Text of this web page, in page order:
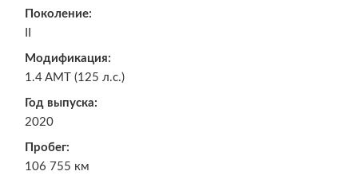
Поколение:
Модификация:
1.4 AMT (125 л.с.)
Год выпуска:
2020
Пробег:
106 755 км